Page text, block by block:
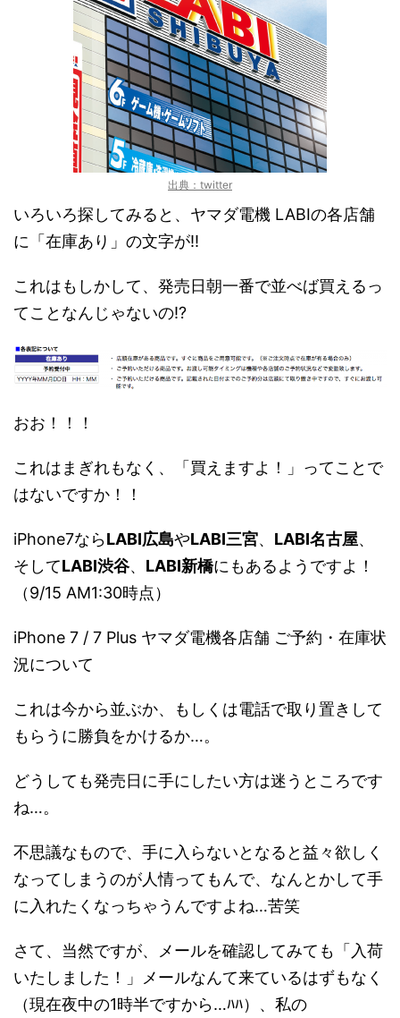
出典：twitter
いろいろ探してみると、ヤマダ電機 LABIの各店舗
に「在庫あり」の文字が!!
これはもしかして、発売日朝一番で並べば買えるっ
てことなんじゃないの!?
おお！！！
これはまぎれもなく、「買えますよ！」ってことで
はないですか！！
iPhone7ならLABI広島やLABI三宮、 LABI名古屋、
そしてLABI渋谷、 LABI新橋にもあるようですよ！
（9/15 AM1:30時点）
iPhone 7 / 7 Plus ヤマダ電機各店舗 ご予約・在庫状
況について
これは今から並ぶか、もしくは電話で取り置きして
もらうに勝負をかけるか…。
どうしても発売日に手にしたい方は迷うところです
ね…。
不思議なもので、手に入らないとなると益々欲しく
なってしまうのが人情ってもんで、なんとかして手
に入れたくなっちゃうんですよね…苦笑
さて、当然ですが、メールを確認してみても「入荷
いたしました！」メールなんて来ているはずもなく
（現在夜中の1時半ですから…ﾊﾊ）、私の